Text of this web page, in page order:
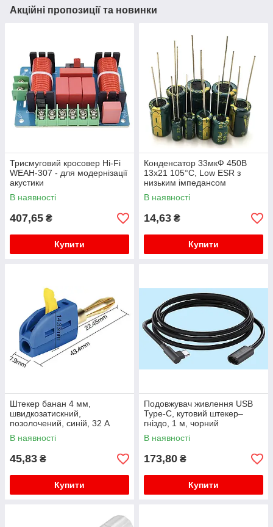
Акційні пропозиції та новинки
Трисмуговий кросовер Hi-Fi
WEAH-307 - для модернізації
акустики
В наявності
407,65 ₴
Купити
Конденсатор 33мкФ 450В
13x21 105°C, Low ESR з
низьким імпедансом
В наявності
14,63 ₴
Купити
Штекер банан 4 мм,
швидкозатискний,
позолочений, синій, 32 А
В наявності
45,83 ₴
Купити
Подовжувач живлення USB
Type-C, кутовий штекер–
гніздо, 1 м, чорний
В наявності
173,80 ₴
Купити